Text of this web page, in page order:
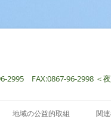
FAX:0867-96-2998 ＜夜
地域の公益的取組 関